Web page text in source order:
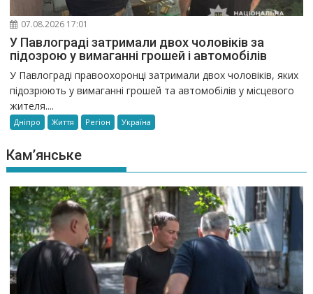
07.08.2026 17:01
У Павлограді затримали двох чоловіків за
підозрою у вимаганні грошей і автомобілів
У Павлограді правоохоронці затримали двох чоловіків, яких
підозрюють у вимаганні грошей та автомобілів у місцевого
жителя....
Дніпро Життя Регіон Україна
Кам’янське